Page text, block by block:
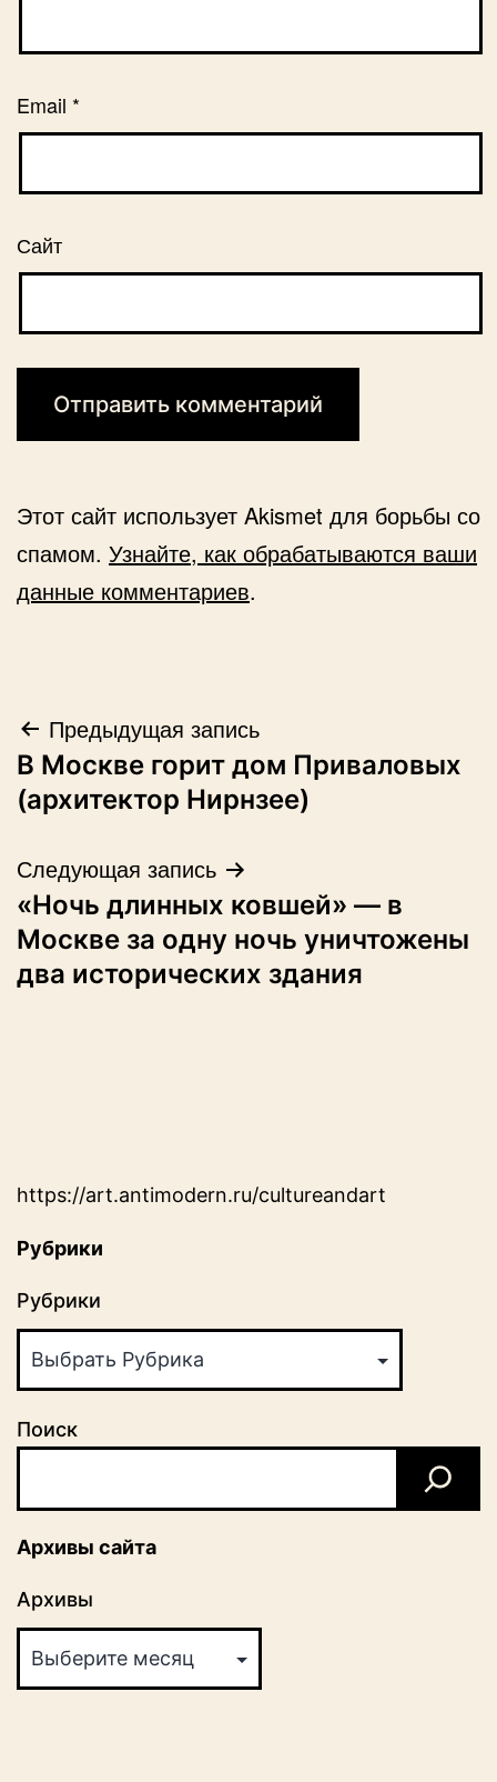
Email *
Сайт
Этот сайт использует Akismet для борьбы со
спамом. Узнайте, как обрабатываются ваши
данные комментариев.
Навигация
по
Предыдущая запись
В Москве горит дом Приваловых
(архитектор Нирнзее)
Следующая запись
«Ночь длинных ковшей» — в
Москве за одну ночь уничтожены
два исторических здания
https://art.antimodern.ru/cultureandart
Рубрики
Рубрики
Поиск
Архивы сайта
Архивы